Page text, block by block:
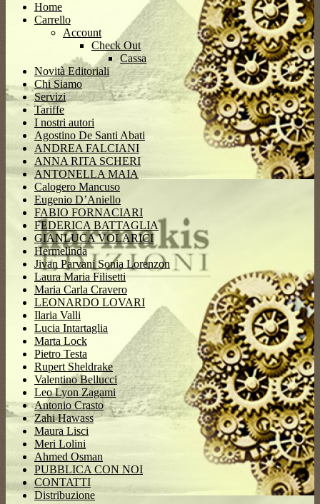
Home
Carrello
Account
Check Out
Cassa
Novità Editoriali
Chi Siamo
Servizi
Tariffe
I nostri autori
Agostino De Santi Abati
ANDREA FALCIANI
ANNA RITA SCHERI
ANTONELLA MAIA
Calogero Mancuso
Eugenio D’Aniello
FABIO FORNACIARI
FEDERICA BATTAGLIA
GIANLUCA VOLARICI
Hermelinda
Jivan Parvani Sonia Lorenzon
Laura Maria Filisetti
Maria Carla Cravero
LEONARDO LOVARI
Ilaria Valli
Lucia Intartaglia
Marta Lock
Pietro Testa
Rupert Sheldrake
Valentino Bellucci
Leo Lyon Zagami
Antonio Crasto
Zahi Hawass
Maura Lisci
Meri Lolini
Ahmed Osman
PUBBLICA CON NOI
CONTATTI
Distribuzione